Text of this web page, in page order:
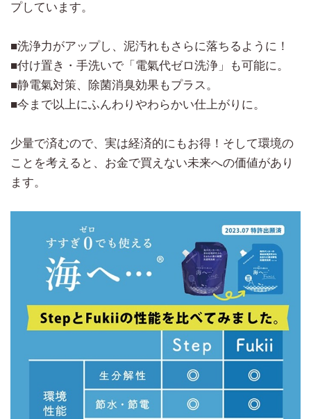
プしています。
■洗浄力がアップし、泥汚れもさらに落ちるように！
■付け置き・手洗いで「電氣代ゼロ洗浄」も可能に。
■静電氣対策、除菌消臭効果もプラス。
■今まで以上にふんわりやわらかい仕上がりに。
少量で済むので、実は経済的にもお得！そして環境の
ことを考えると、お金で買えない未来への価値があり
ます。